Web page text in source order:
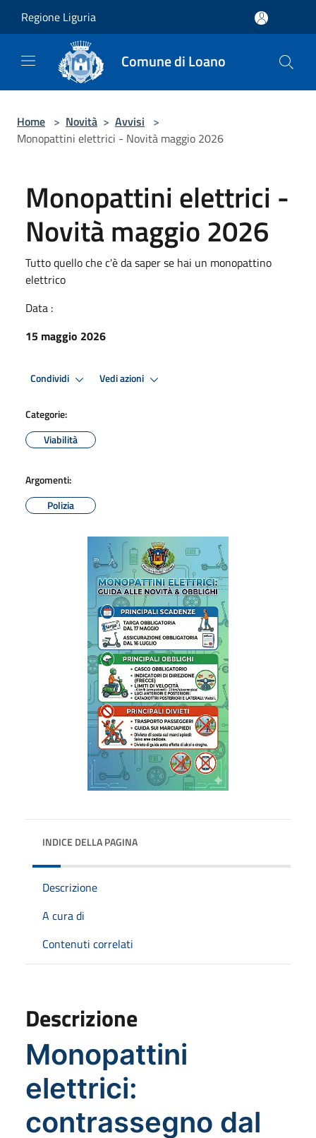
Regione Liguria
Comune di Loano
Home > Novità > Avvisi >
Monopattini elettrici - Novità maggio 2026
Monopattini elettrici -
Novità maggio 2026
Tutto quello che c'è da saper se hai un monopattino
elettrico
Data :
15 maggio 2026
Condividi Vedi azioni
Categorie:
Viabilità
Argomenti:
Polizia
INDICE DELLA PAGINA
Descrizione
A cura di
Contenuti correlati
Descrizione
Monopattini
elettrici:
contrassegno dal